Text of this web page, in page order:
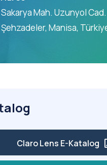
Sakarya Mah. Uzunyol
Şehzadeler, Manisa,
Claro Lens E-Katalog